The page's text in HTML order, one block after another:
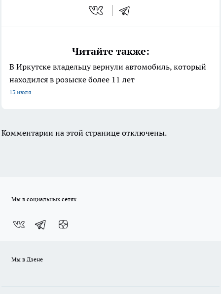
Читайте также:
В Иркутске владельцу вернули автомобиль, который
находился в розыске более 11 лет
13 июля
Комментарии на этой странице отключены.
Мы в социальных сетях
Мы в Дзене